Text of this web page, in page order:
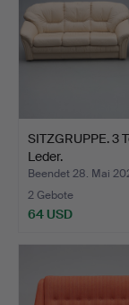
SITZGRUPPE. 3
Leder.
Beendet 28. Mai
2 Gebote
64 USD